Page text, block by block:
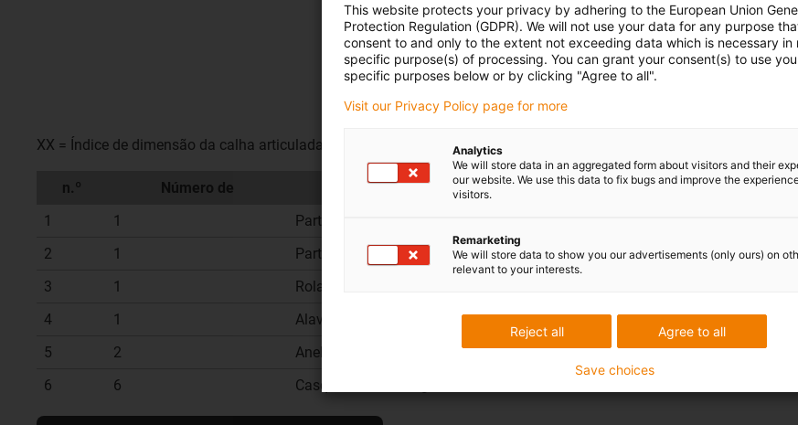
XX = Índice de dimensão da calha articulada® (por exemplo: 40 - 100)
n.º Número de Designação
1
1 Parte inferior do terminal de fixação
2
1 Parte superior do terminal de fixação
3
1 Rolamentos axiais
4
1 Alavanca de tensão
5
2 Anel da abraçadeira de fixação
6
6 Casquilho com flange
This website protects your privacy by adhering to the European Union
Protection Regulation (GDPR). We will not use your data for any purpose
consent to and only to the extent not exceeding data which is necessary in
specific purpose(s) of processing. You can grant your consent(s) to use
specific purposes below or by clicking "Agree to all".
Visit our Privacy Policy page for more
Analytics
We will store data in an aggregated form about visitors and their
our website. We use this data to fix bugs and improve the
visitors.
Remarketing
We will store data to show you our advertisements (only ours) on
relevant to your interests.
Agree to all
Reject all
Save choices